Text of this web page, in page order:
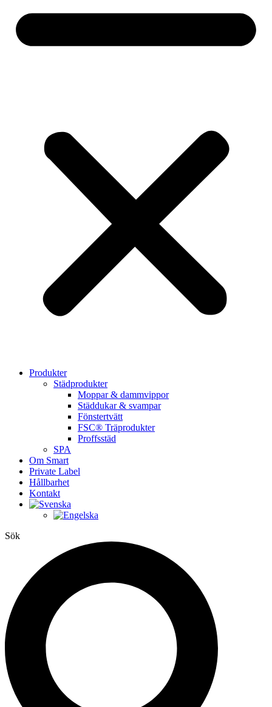
Produkter
Städprodukter
Moppar & dammvippor
Städdukar & svampar
Fönstertvätt
FSC® Träprodukter
Proffsstäd
SPA
Om Smart
Private Label
Hållbarhet
Kontakt
Sök